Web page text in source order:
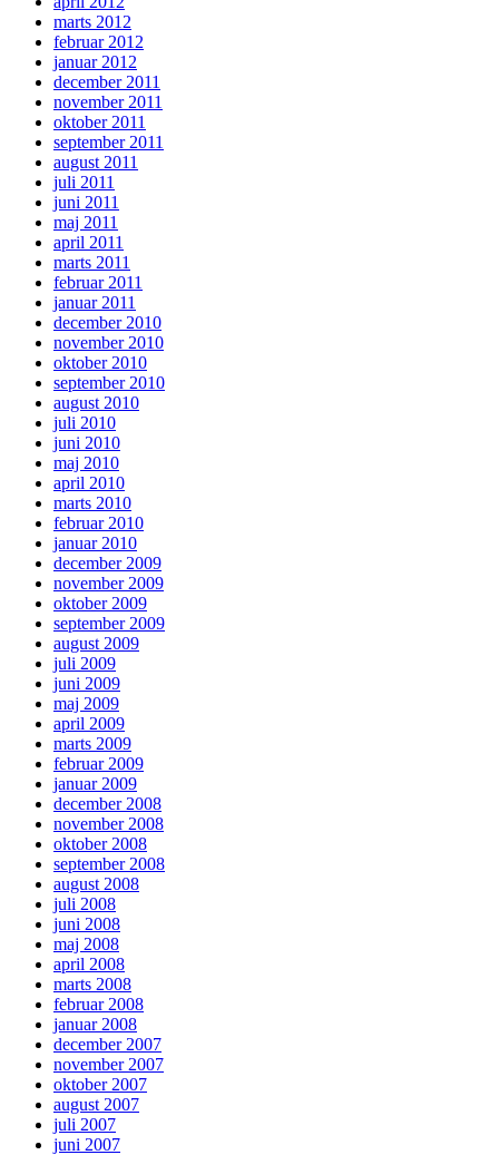
marts 2012
februar 2012
januar 2012
december 2011
november 2011
oktober 2011
september 2011
august 2011
juli 2011
juni 2011
maj 2011
april 2011
marts 2011
februar 2011
januar 2011
december 2010
november 2010
oktober 2010
september 2010
august 2010
juli 2010
juni 2010
maj 2010
april 2010
marts 2010
februar 2010
januar 2010
december 2009
november 2009
oktober 2009
september 2009
august 2009
juli 2009
juni 2009
maj 2009
april 2009
marts 2009
februar 2009
januar 2009
december 2008
november 2008
oktober 2008
september 2008
august 2008
juli 2008
juni 2008
maj 2008
april 2008
marts 2008
februar 2008
januar 2008
december 2007
november 2007
oktober 2007
august 2007
juli 2007
juni 2007